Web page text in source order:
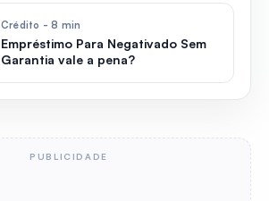
Crédito - 8 min
Empréstimo Para Negativado Sem
Garantia vale a pena?
PUBLICIDADE